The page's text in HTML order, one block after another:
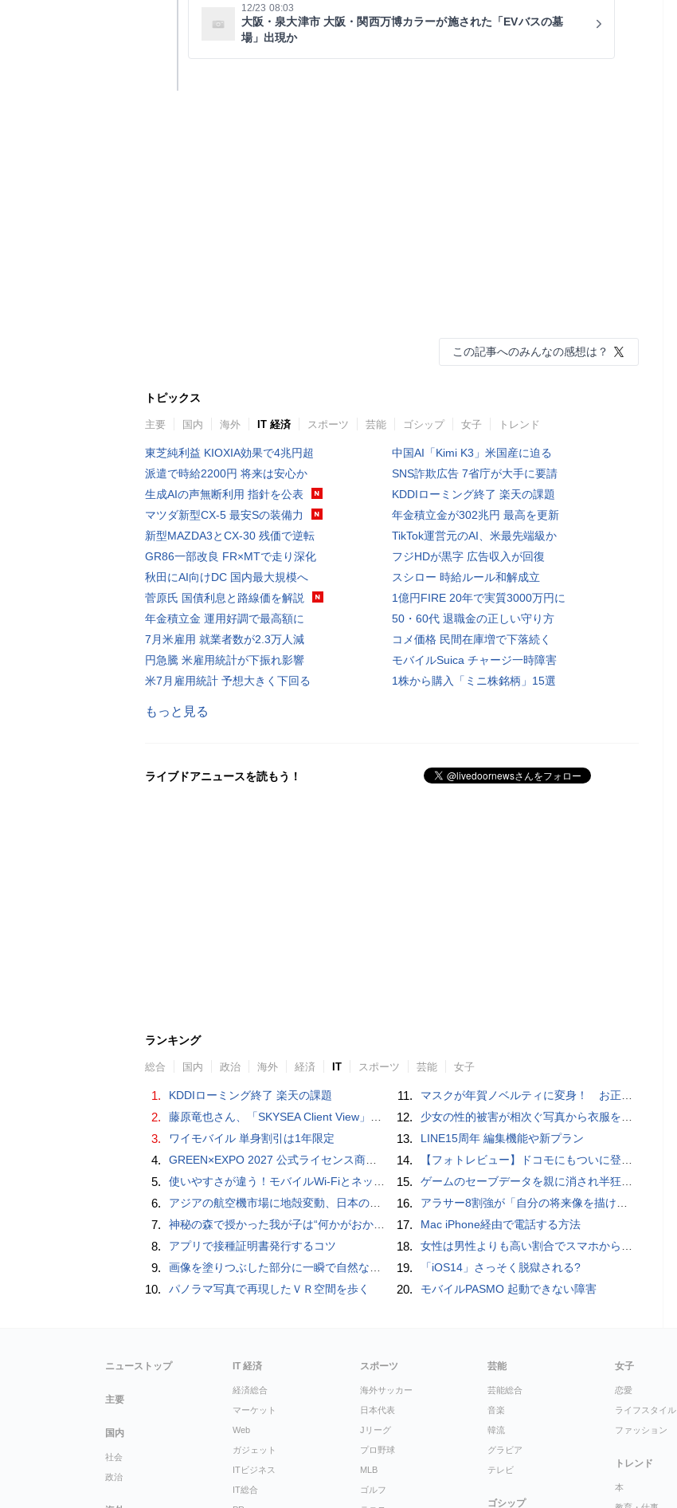
12/23 08:03
大阪・泉大津市 大阪・関西万博カラーが施された「EVバスの墓
場」出現か
この記事へのみんなの感想は？
トピックス
主要 国内 海外 IT 経済 スポーツ 芸能 ゴシップ 女子 トレンド
東芝純利益 KIOXIA効果で4兆円超
派遣で時給2200円 将来は安心か
生成AIの声無断利用 指針を公表
マツダ新型CX-5 最安Sの装備力
新型MAZDA3とCX-30 残価で逆転
GR86一部改良 FR×MTで走り深化
秋田にAI向けDC 国内最大規模へ
菅原氏 国債利息と路線価を解説
年金積立金 運用好調で最高額に
7月米雇用 就業者数が2.3万人減
円急騰 米雇用統計が下振れ影響
米7月雇用統計 予想大きく下回る
中国AI「Kimi K3」米国産に迫る
SNS詐欺広告 7省庁が大手に要請
KDDIローミング終了 楽天の課題
年金積立金が302兆円 最高を更新
TikTok運営元のAI、米最先端級か
フジHDが黒字 広告収入が回復
スシロー 時給ルール和解成立
1億円FIRE 20年で実質3000万円に
50・60代 退職金の正しい守り方
コメ価格 民間在庫増で下落続く
モバイルSuica チャージ一時障害
1株から購入「ミニ株銘柄」15選
もっと見る
ライブドアニュースを読もう！
ランキング
総合 国内 政治 海外 経済 IT スポーツ 芸能 女子
1. KDDIローミング終了 楽天の課題
2. 藤原竜也さん、「SKYSEA Client View」新CMで「AI労務改善」をアピール 働き方をAIが分析したら「すぐに休んで」と言われる？
3. ワイモバイル 単身割引は1年限定
4. GREEN×EXPO 2027 公式ライセンス商品！初の「トゥンクトゥンク」公式LINEスタンプ、販売開始
5. 使いやすさが違う！モバイルWi-FiとネットHDD【PC-DIY 秋の陣】
6. アジアの航空機市場に地殻変動、日本のサプライヤーに影響も
7. 神秘の森で授かった我が子は“何かがおかしい”『ナイトボーン -夜哭-』本編映像解禁 母の絶叫顔うちわが全国の劇場に［ホラー通信］
8. アプリで接種証明書発行するコツ
9. 画像を塗りつぶした部分に一瞬で自然な画像を補完する技術を早稲田大学の研究者が開発
10. パノラマ写真で再現したＶＲ空間を歩く
11. マスクが年賀ノベルティに変身！ お正月特別パッケージの注文受付開始
12. 少女の性的被害が相次ぐ写真から衣服を剥ぎ取るAIポルノアプリ「ClothOff」の背後にいる人物とは？
13. LINE15周年 編集機能や新プラン
14. 【フォトレビュー】ドコモにもついに登場！「サイクロイドスタイル」
15. ゲームのセーブデータを親に消され半狂乱になった少年
16. アラサー8割強が「自分の将来像を描けない」。正社員の5人に1人が副業で収入。将来のために一番稼げる副業とは？
17. Mac iPhone経由で電話する方法
18. 女性は男性よりも高い割合でスマホからポルノを見ていることが人気アダルトサイトの調査で判明
19. 「iOS14」さっそく脱獄される?
20. モバイルPASMO 起動できない障害
ニューストップ
主要
国内
社会
政治
IT 経済
経済総合
マーケット
Web
ガジェット
ITビジネス
IT総合
スポーツ
海外サッカー
日本代表
Jリーグ
プロ野球
MLB
ゴルフ
芸能
芸能総合
音楽
韓流
グラビア
テレビ
ゴシップ
女子
恋愛
ライフスタイル
ファッション
トレンド
本